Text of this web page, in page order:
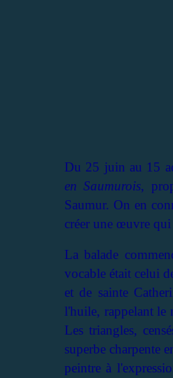
Du 25 juin au 15
en Saumurois,
Saumur. On en
créer une œuvre
La balade
vocable était celui
et de sainte
l'huile, rappelant le
Les triangles,
superbe charpente
peintre à